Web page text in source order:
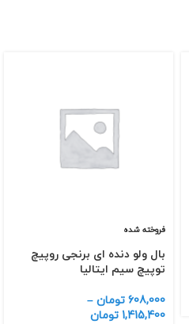
فروخته شده
بال ولو دنده ای برنجی روپیچ
توپیچ سیم ایتالیا
608,000 تومان –
1,415,400 تومان